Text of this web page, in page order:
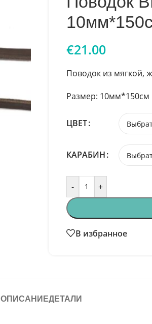
€21.00
Поводок из мягкой,
Размер: 10мм*150см
ЦВЕТ
КАРАБИН
- +
В избранное
ОПИСАНИЕДЕТАЛИ